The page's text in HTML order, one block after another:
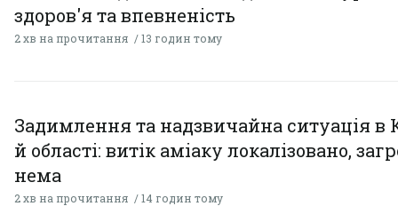
здоров'я та впевненість
2 хв на прочитання 13 годин тому
Задимлення та надзвичайна ситуація в
й області: витік аміаку локалізовано,
нема
2 хв на прочитання 14 годин тому